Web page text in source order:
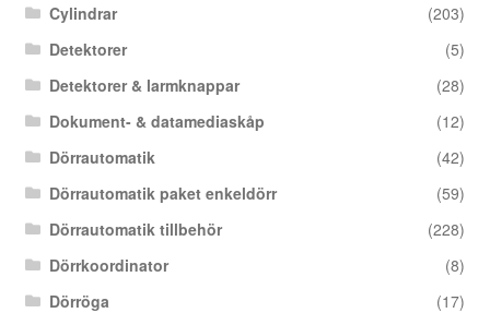
Cylindrar
(203)
Detektorer
(5)
Detektorer & larmknappar
(28)
Dokument- & datamediaskåp
(12)
Dörrautomatik
(42)
Dörrautomatik paket enkeldörr
(59)
Dörrautomatik tillbehör
(228)
Dörrkoordinator
(8)
Dörröga
(17)